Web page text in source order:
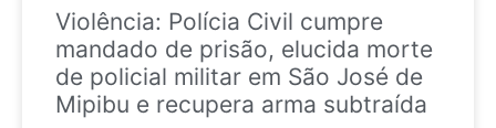
Violência: Polícia Civil cumpre
mandado de prisão, elucida morte
de policial militar em São José de
Mipibu e recupera arma subtraída